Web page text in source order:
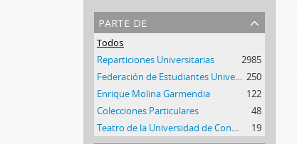
parte de
Todos
Reparticiones Universitarias
2985
Federación de Estudiantes Universidad de Concepción (FEC) 250
Enrique Molina Garmendia
122
Colecciones Particulares
48
Teatro de la Universidad de Concepción
19